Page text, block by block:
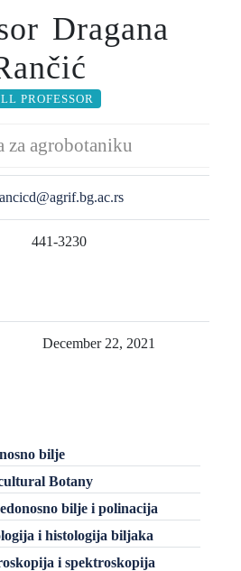
Dragana
PROFESSOR
za agrobotaniku
441-3230
December 22, 2021
bilje
Botany
bilje i polinacija
i histologija biljaka
i spektroskopija